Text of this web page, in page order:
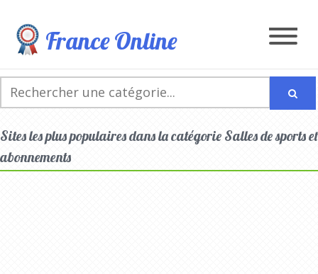
France Online
Sites les plus populaires dans la catégorie Salles de sports et
abonnements